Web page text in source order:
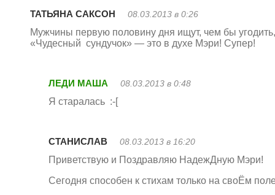
ТАТЬЯНА САКСОН 08.03.2013 в 0:26
Мужчины первую половину дня ищут, чем бы
«Чудесный сундучок» — это в духе Мэри! Супер!
ЛЕДИ МАША 08.03.2013 в 0:48
Я старалась :-[
СТАНИСЛАВ 08.03.2013 в 16:20
Приветствую и Поздравляю НадежДную Мэри!
Сегодня способен к стихам только на своЁм